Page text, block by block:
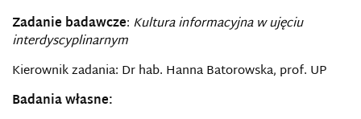
Zadanie badawcze: Kultura informacyjna w ujęciu
interdyscyplinarnym
Kierownik zadania: Dr hab. Hanna Batorowska, prof. UP
Badania własne: